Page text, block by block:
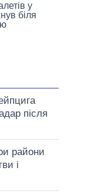
у
біля
після
райони
і